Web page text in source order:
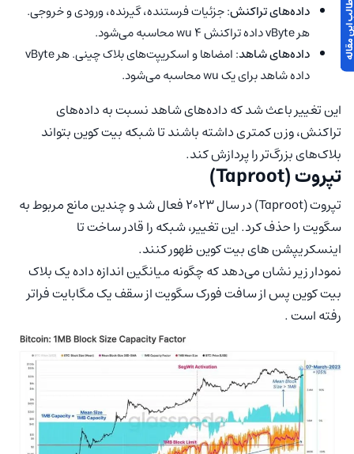
داده‌های تراکنش: جزئیات فرستنده، گیرنده، ورودی و خروجی.
هر vByte داده تراکنش ۴ wu محاسبه می‌شود.
داده‌های شاهد
: امضاها و اسکریپت‌های بلاک چینی. هر vByte
داده شاهد برای یک wu محاسبه می‌شود.
این تغییر باعث شد که داده‌های شاهد نسبت به داده‌های
تراکنش، وزن کمتری داشته باشند تا شبکه بیت کوین بتواند
بلاک‌های بزرگ‌تر را پردازش کند.
تپروت (Taproot)
تپروت (Taproot) در سال ۲۰۲۳ فعال شد و چندین مانع مربوط به
سگویت را حذف کرد. این تغییر، شبکه را قادر ساخت تا
اینسکریپشن های بیت کوین ظهور کنند.
نمودار زیر نشان می‌دهد که چگونه میانگین اندازه داده یک بلاک
بیت کوین پس از سافت فورک سگویت از سقف یک مگابایت فراتر
رفته است .